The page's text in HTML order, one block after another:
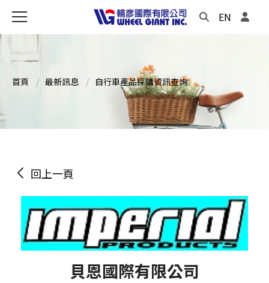
EN
首頁 最新訊息 自行車產品採購資訊查詢
回上一頁
貝恩國際有限公司